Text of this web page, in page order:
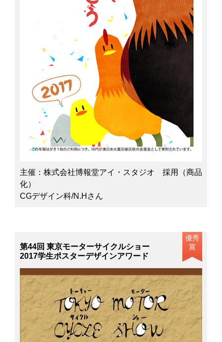
主催：株式会社博報堂アイ・スタジオ 採用（商品
化）
CGデザイン科/N.Hさん
優秀
賞
第44回 東京モーターサイクルショー
2017学生ポスターデザインアワード